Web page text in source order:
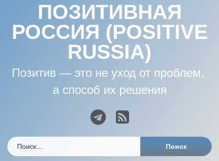
ПОЗИТИВНАЯ
РОССИЯ (POSITIVE
RUSSIA)
Позитив — это не уход от проблем,
а способ их решения
Telegram
RSS